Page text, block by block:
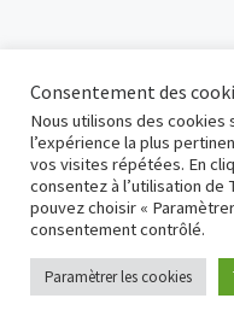
© 2026adD
Propulsé parWP
Consentement des
Nous utilisons des cookies
l’expérience la plus
vos visites répétées. En
consentez à l’utilisation de
pouvez choisir «
consentement contrôlé.
Paramètrer les cookies